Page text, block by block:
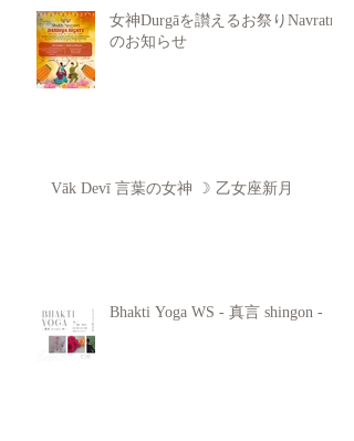
女神Durgāを讃えるお祭りNavratri
のお知らせ
Vāk Devī 言葉の女神 ☽ 乙女座新月
Bhakti Yoga WS - 真言 shingon -